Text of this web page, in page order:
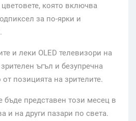
цветовете, която включва
за по-ярки и
и леки OLED телевизори на
ъгъл и безупречна
позицията на зрителите.
бъде представен този месец в
и на други пазари по света.